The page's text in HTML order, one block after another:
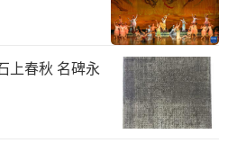
家协会主办，中央文史馆
馆、人民日报社神州书画
位联合协办，中国艺术研
支持。此次展览展出了不
作品六十余幅，作品涵盖
上春秋 名碑永